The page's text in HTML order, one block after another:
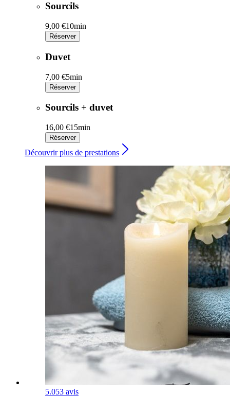
Sourcils
9,00 €10min
Réserver
Duvet
7,00 €5min
Réserver
Sourcils + duvet
16,00 €15min
Réserver
Découvrir plus de prestations
5.053 avis